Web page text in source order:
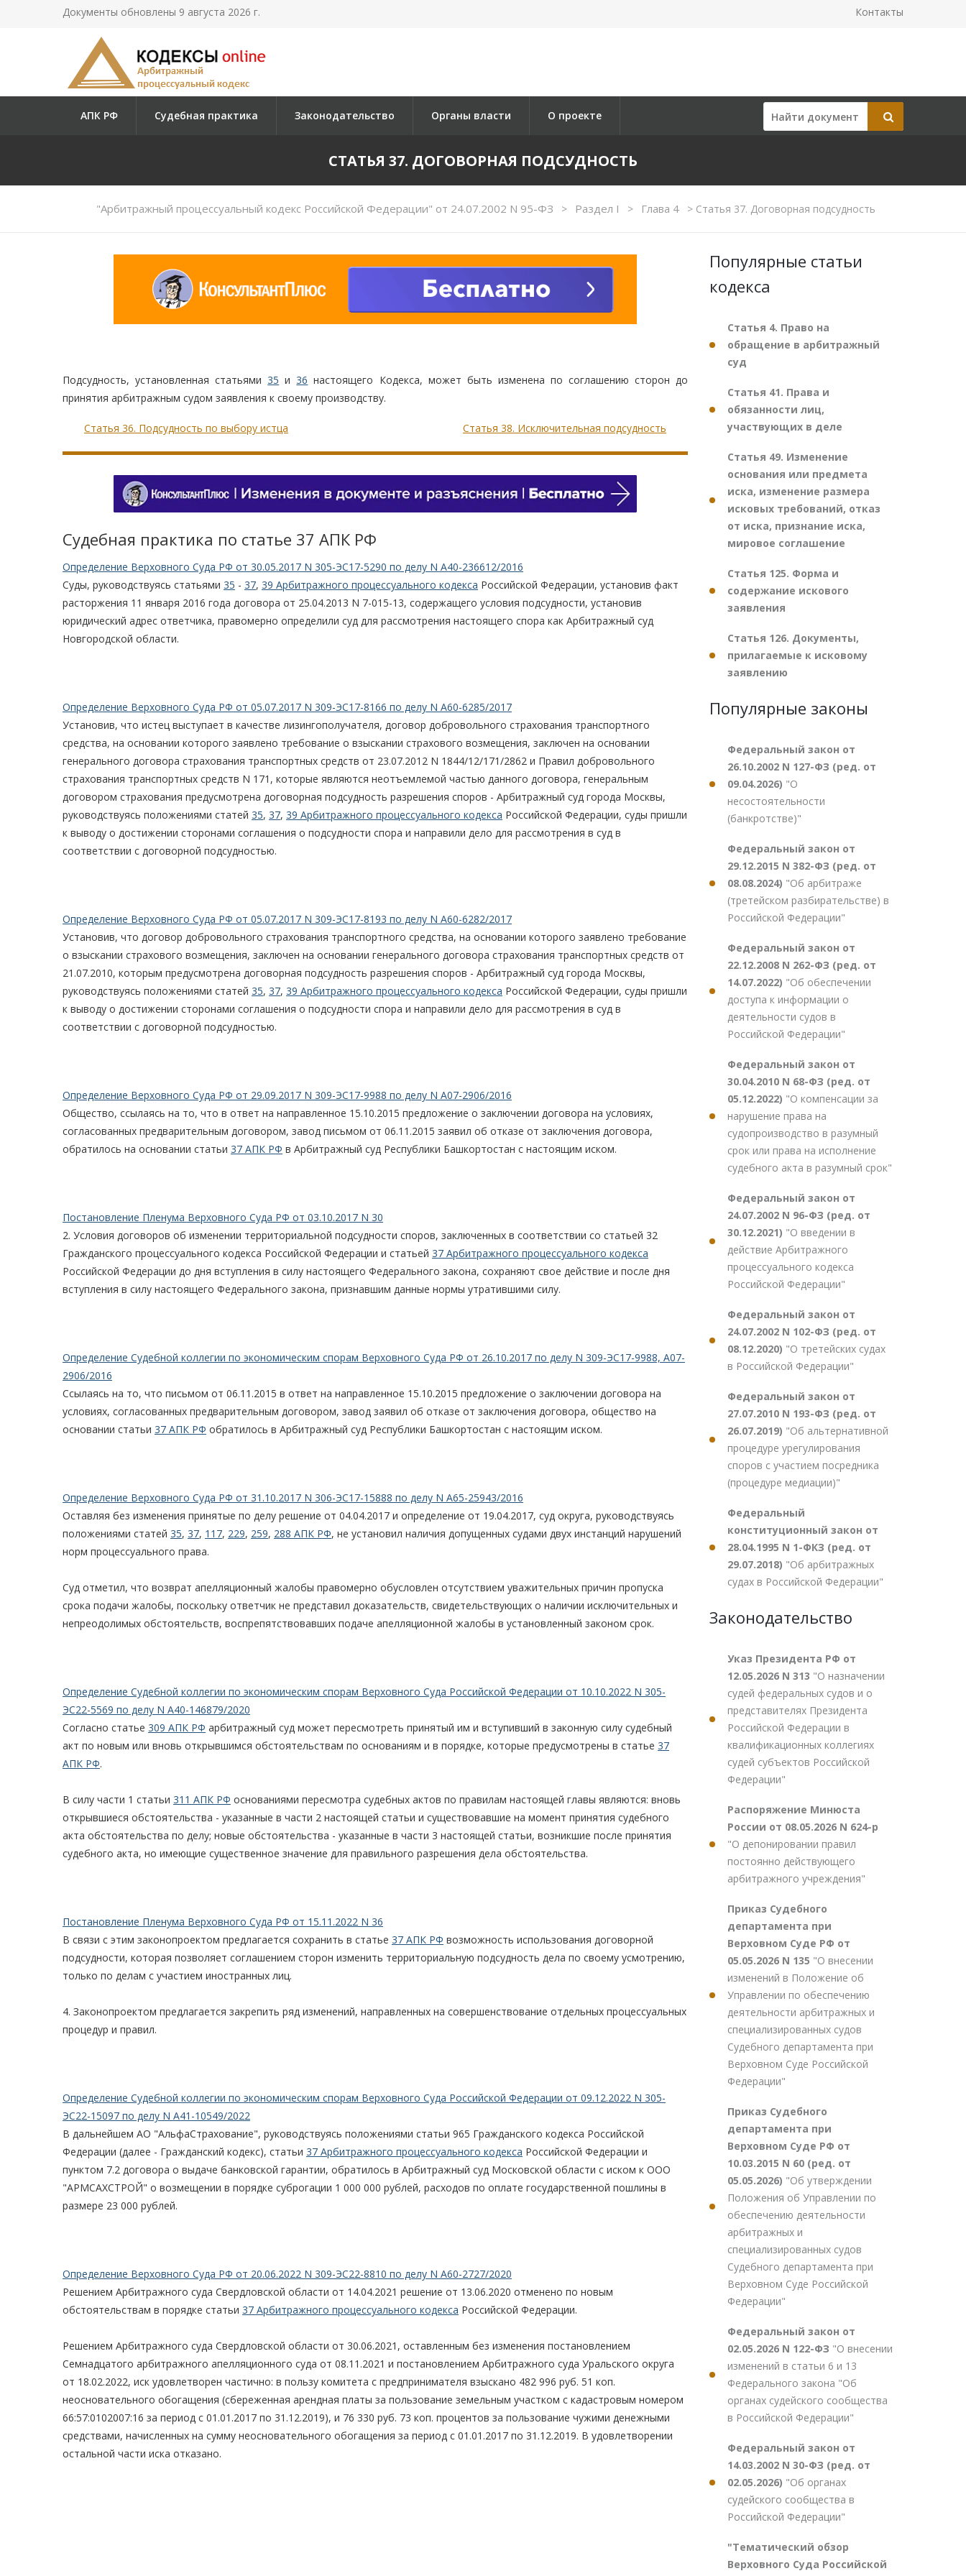
Документы обновлены 9 августа 2026 г. Контакты
АПК РФ Судебная практика Законодательство Органы власти О проекте
СТАТЬЯ 37. ДОГОВОРНАЯ ПОДСУДНОСТЬ
"Арбитражный процессуальный кодекс Российской Федерации" от 24.07.2002 N 95-ФЗ > Раздел I > Глава 4 >Статья 37. Договорная подсудность
Подсудность, установленная статьями35 и36 настоящего Кодекса, может быть изменена по соглашению сторон до
принятия арбитражным судом заявления к своему производству.
Статья 36. Подсудность по выбору истца Статья 38. Исключительная подсудность
Судебная практика по статье 37 АПК РФ
Определение Верховного Суда РФ от 30.05.2017 N 305-ЭС17-5290 по делу N А40-236612/2016
Суды, руководствуясь статьями 35 - 37, 39 Арбитражного процессуального кодекса Российской Федерации, установив факт
расторжения 11 января 2016 года договора от 25.04.2013 N 7-015-13, содержащего условия подсудности, установив
юридический адрес ответчика, правомерно определили суд для рассмотрения настоящего спора как Арбитражный суд
Новгородской области.
Определение Верховного Суда РФ от 05.07.2017 N 309-ЭС17-8166 по делу N А60-6285/2017
Установив, что истец выступает в качестве лизингополучателя, договор добровольного страхования транспортного
средства, на основании которого заявлено требование о взыскании страхового возмещения, заключен на основании
генерального договора страхования транспортных средств от 23.07.2012 N 1844/12/171/2862 и Правил добровольного
страхования транспортных средств N 171, которые являются неотъемлемой частью данного договора, генеральным
договором страхования предусмотрена договорная подсудность разрешения споров - Арбитражный суд города Москвы,
руководствуясь положениями статей 35, 37, 39 Арбитражного процессуального кодекса Российской Федерации, суды пришли
к выводу о достижении сторонами соглашения о подсудности спора и направили дело для рассмотрения в суд в
соответствии с договорной подсудностью.
Определение Верховного Суда РФ от 05.07.2017 N 309-ЭС17-8193 по делу N А60-6282/2017
Установив, что договор добровольного страхования транспортного средства, на основании которого заявлено требование
о взыскании страхового возмещения, заключен на основании генерального договора страхования транспортных средств от
21.07.2010, которым предусмотрена договорная подсудность разрешения споров - Арбитражный суд города Москвы,
руководствуясь положениями статей 35, 37, 39 Арбитражного процессуального кодекса Российской Федерации, суды пришли
к выводу о достижении сторонами соглашения о подсудности спора и направили дело для рассмотрения в суд в
соответствии с договорной подсудностью.
Определение Верховного Суда РФ от 29.09.2017 N 309-ЭС17-9988 по делу N А07-2906/2016
Общество, ссылаясь на то, что в ответ на направленное 15.10.2015 предложение о заключении договора на условиях,
согласованных предварительным договором, завод письмом от 06.11.2015 заявил об отказе от заключения договора,
обратилось на основании статьи 37 АПК РФ в Арбитражный суд Республики Башкортостан с настоящим иском.
Постановление Пленума Верховного Суда РФ от 03.10.2017 N 30
2. Условия договоров об изменении территориальной подсудности споров, заключенных в соответствии со статьей 32
Гражданского процессуального кодекса Российской Федерации и статьей 37 Арбитражного процессуального кодекса
Российской Федерации до дня вступления в силу настоящего Федерального закона, сохраняют свое действие и после дня
вступления в силу настоящего Федерального закона, признавшим данные нормы утратившими силу.
Определение Судебной коллегии по экономическим спорам Верховного Суда РФ от 26.10.2017 по делу N 309-ЭС17-9988, А07-
2906/2016
Ссылаясь на то, что письмом от 06.11.2015 в ответ на направленное 15.10.2015 предложение о заключении договора на
условиях, согласованных предварительным договором, завод заявил об отказе от заключения договора, общество на
основании статьи 37 АПК РФ обратилось в Арбитражный суд Республики Башкортостан с настоящим иском.
Определение Верховного Суда РФ от 31.10.2017 N 306-ЭС17-15888 по делу N А65-25943/2016
Оставляя без изменения принятые по делу решение от 04.04.2017 и определение от 19.04.2017, суд округа, руководствуясь
положениями статей 35, 37, 117, 229, 259, 288 АПК РФ, не установил наличия допущенных судами двух инстанций нарушений
норм процессуального права.
Суд отметил, что возврат апелляционный жалобы правомерно обусловлен отсутствием уважительных причин пропуска
срока подачи жалобы, поскольку ответчик не представил доказательств, свидетельствующих о наличии исключительных и
непреодолимых обстоятельств, воспрепятствовавших подаче апелляционной жалобы в установленный законом срок.
Определение Судебной коллегии по экономическим спорам Верховного Суда Российской Федерации от 10.10.2022 N 305-
ЭС22-5569 по делу N А40-146879/2020
Согласно статье 309 АПК РФ арбитражный суд может пересмотреть принятый им и вступивший в законную силу судебный
акт по новым или вновь открывшимся обстоятельствам по основаниям и в порядке, которые предусмотрены в статье 37
АПК РФ.
В силу части 1 статьи 311 АПК РФ основаниями пересмотра судебных актов по правилам настоящей главы являются: вновь
открывшиеся обстоятельства - указанные в части 2 настоящей статьи и существовавшие на момент принятия судебного
акта обстоятельства по делу; новые обстоятельства - указанные в части 3 настоящей статьи, возникшие после принятия
судебного акта, но имеющие существенное значение для правильного разрешения дела обстоятельства.
Постановление Пленума Верховного Суда РФ от 15.11.2022 N 36
В связи с этим законопроектом предлагается сохранить в статье 37 АПК РФ возможность использования договорной
подсудности, которая позволяет соглашением сторон изменить территориальную подсудность дела по своему усмотрению,
только по делам с участием иностранных лиц.
4. Законопроектом предлагается закрепить ряд изменений, направленных на совершенствование отдельных процессуальных
процедур и правил.
Определение Судебной коллегии по экономическим спорам Верховного Суда Российской Федерации от 09.12.2022 N 305-
ЭС22-15097 по делу N А41-10549/2022
В дальнейшем АО "АльфаСтрахование", руководствуясь положениями статьи 965 Гражданского кодекса Российской
Федерации (далее - Гражданский кодекс), статьи 37 Арбитражного процессуального кодекса Российской Федерации и
пунктом 7.2 договора о выдаче банковской гарантии, обратилось в Арбитражный суд Московской области с иском к ООО
"АРМСАХСТРОЙ" о возмещении в порядке суброгации 1 000 000 рублей, расходов по оплате государственной пошлины в
размере 23 000 рублей.
Определение Верховного Суда РФ от 20.06.2022 N 309-ЭС22-8810 по делу N А60-2727/2020
Решением Арбитражного суда Свердловской области от 14.04.2021 решение от 13.06.2020 отменено по новым
обстоятельствам в порядке статьи 37 Арбитражного процессуального кодекса Российской Федерации.
Решением Арбитражного суда Свердловской области от 30.06.2021, оставленным без изменения постановлением
Семнадцатого арбитражного апелляционного суда от 08.11.2021 и постановлением Арбитражного суда Уральского округа
от 18.02.2022, иск удовлетворен частично: в пользу комитета с предпринимателя взыскано 482 996 руб. 51 коп.
неосновательного обогащения (сбереженная арендная платы за пользование земельным участком с кадастровым номером
66:57:0102007:16 за период с 01.01.2017 по 31.12.2019), и 76 330 руб. 73 коп. процентов за пользование чужими денежными
средствами, начисленных на сумму неосновательного обогащения за период с 01.01.2017 по 31.12.2019. В удовлетворении
остальной части иска отказано.
Популярные статьи
кодекса
Статья 4. Право на
обращение в арбитражный
суд
Статья 41. Права и
обязанности лиц,
участвующих в деле
Статья 49. Изменение
основания или предмета
иска, изменение размера
исковых требований, отказ
от иска, признание иска,
мировое соглашение
Статья 125. Форма и
содержание искового
заявления
Статья 126. Документы,
прилагаемые к исковому
заявлению
Популярные законы
Федеральный закон от
26.10.2002 N 127-ФЗ (ред. от
09.04.2026) "О
несостоятельности
(банкротстве)"
Федеральный закон от
29.12.2015 N 382-ФЗ (ред. от
08.08.2024) "Об арбитраже
(третейском разбирательстве) в
Российской Федерации"
Федеральный закон от
22.12.2008 N 262-ФЗ (ред. от
14.07.2022) "Об обеспечении
доступа к информации о
деятельности судов в
Российской Федерации"
Федеральный закон от
30.04.2010 N 68-ФЗ (ред. от
05.12.2022) "О компенсации за
нарушение права на
судопроизводство в разумный
срок или права на исполнение
судебного акта в разумный срок"
Федеральный закон от
24.07.2002 N 96-ФЗ (ред. от
30.12.2021) "О введении в
действие Арбитражного
процессуального кодекса
Российской Федерации"
Федеральный закон от
24.07.2002 N 102-ФЗ (ред. от
08.12.2020) "О третейских судах
в Российской Федерации"
Федеральный закон от
27.07.2010 N 193-ФЗ (ред. от
26.07.2019) "Об альтернативной
процедуре урегулирования
споров с участием посредника
(процедуре медиации)"
Федеральный
конституционный закон от
28.04.1995 N 1-ФКЗ (ред. от
29.07.2018) "Об арбитражных
судах в Российской Федерации"
Законодательство
Указ Президента РФ от
12.05.2026 N 313 "О назначении
судей федеральных судов и о
представителях Президента
Российской Федерации в
квалификационных коллегиях
судей субъектов Российской
Федерации"
Распоряжение Минюста
России от 08.05.2026 N 624-р
"О депонировании правил
постоянно действующего
арбитражного учреждения"
Приказ Судебного
департамента при
Верховном Суде РФ от
05.05.2026 N 135 "О внесении
изменений в Положение об
Управлении по обеспечению
деятельности арбитражных и
специализированных судов
Судебного департамента при
Верховном Суде Российской
Федерации"
Приказ Судебного
департамента при
Верховном Суде РФ от
10.03.2015 N 60 (ред. от
05.05.2026) "Об утверждении
Положения об Управлении по
обеспечению деятельности
арбитражных и
специализированных судов
Судебного департамента при
Верховном Суде Российской
Федерации"
Федеральный закон от
02.05.2026 N 122-ФЗ "О внесении
изменений в статьи 6 и 13
Федерального закона "Об
органах судейского сообщества
в Российской Федерации"
Федеральный закон от
14.03.2002 N 30-ФЗ (ред. от
02.05.2026) "Об органах
судейского сообщества в
Российской Федерации"
"Тематический обзор
Верховного Суда Российской